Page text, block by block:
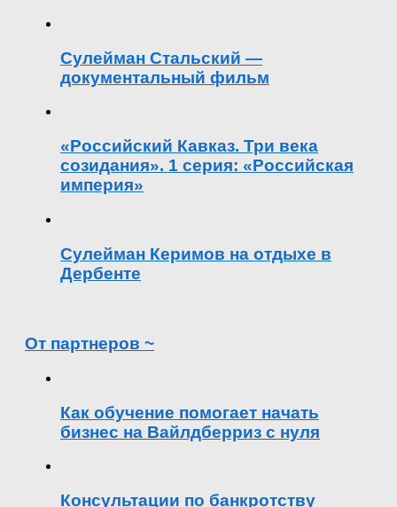
Сулейман Стальский —
документальный фильм
«Российский Кавказ. Три века
созидания». 1 серия: «Российская
империя»
Сулейман Керимов на отдыхе в
Дербенте
От партнеров ~
Как обучение помогает начать
бизнес на Вайлдберриз с нуля
Консультации по банкротству